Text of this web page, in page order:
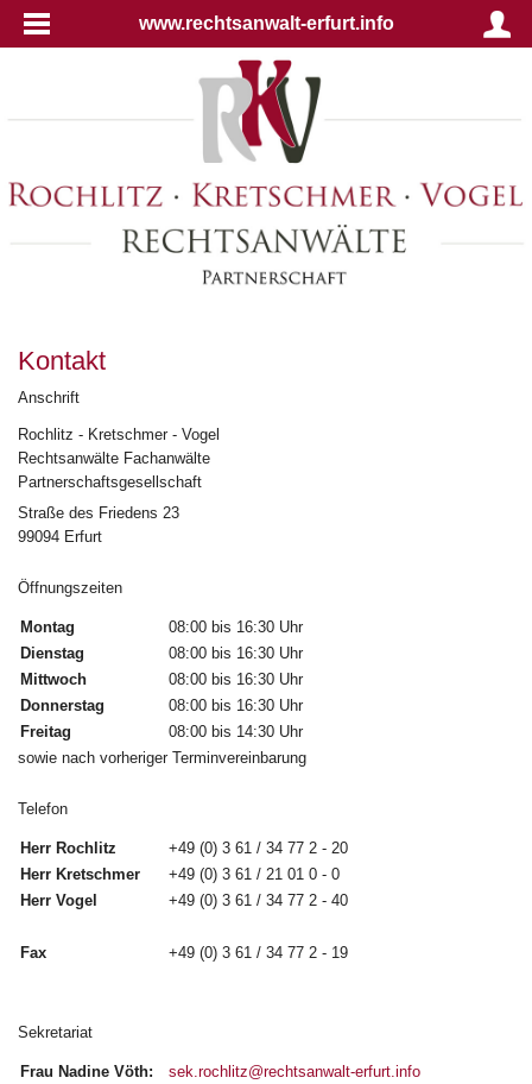
www.rechtsanwalt-erfurt.info
Kontakt
Anschrift
Rochlitz - Kretschmer - Vogel
Rechtsanwälte Fachanwälte
Partnerschaftsgesellschaft
Straße des Friedens 23
99094 Erfurt
Öffnungszeiten
Montag
08:00 bis 16:30 Uhr
Dienstag
08:00 bis 16:30 Uhr
Mittwoch
08:00 bis 16:30 Uhr
Donnerstag
08:00 bis 16:30 Uhr
Freitag
08:00 bis 14:30 Uhr
sowie nach vorheriger Terminvereinbarung
Telefon
Herr Rochlitz
+49 (0) 3 61 / 34 77 2 - 20
Herr Kretschmer
+49 (0) 3 61 / 21 01 0 - 0
Herr Vogel
+49 (0) 3 61 / 34 77 2 - 40
Fax +49 (0) 3 61 / 34 77 2 - 19
Sekretariat
Frau Nadine Vöth:
sek.rochlitz@rechtsanwalt-erfurt.info